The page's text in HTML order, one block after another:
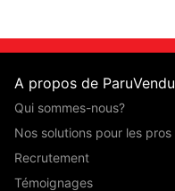
A propos de ParuVendu
Qui sommes-nous?
Nos solutions pour les pros
Recrutement
Témoignages